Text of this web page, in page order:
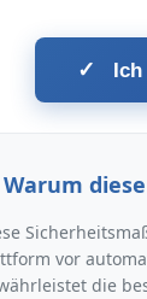
✓
Warum
vor
die